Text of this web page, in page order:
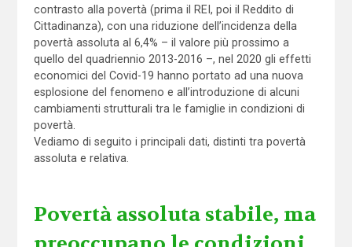
contrasto alla povertà (prima il REI, poi il Reddito di
Cittadinanza), con una riduzione dell’incidenza della
povertà assoluta al 6,4% – il valore più prossimo a
quello del quadriennio 2013-2016 –, nel 2020 gli effetti
economici del Covid-19 hanno portato ad una nuova
esplosione del fenomeno e all’introduzione di alcuni
cambiamenti strutturali tra le famiglie in condizioni di
povertà.
Vediamo di seguito i principali dati, distinti tra povertà
assoluta e relativa.
Povertà assoluta stabile, ma